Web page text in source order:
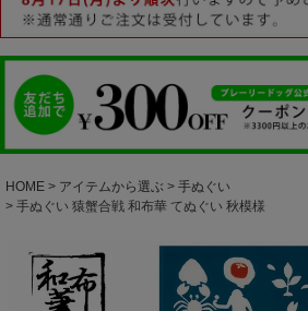
HOME アイテムから選ぶ
手ぬぐい
手ぬぐい 猿蟹合戦 和布華 てぬぐい 秋模様